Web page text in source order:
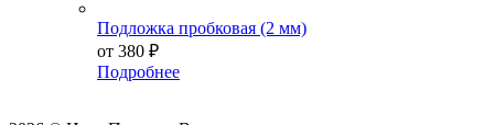
Подложка пробковая (2 мм)
от 380 ₽
Подробнее